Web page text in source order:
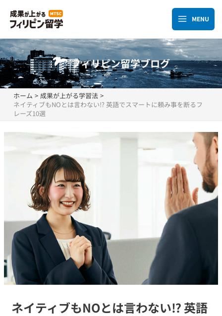
ス
キ
ッ
Main
Menu
MENU
フィリピン留学ブログ
ホーム
成果が上がる学習法
ネイティブもNOとは言わない⁉ 英語でスマートに頼み事を断るフ
レーズ10選
ネイティブもNOとは言わない⁉ 英語